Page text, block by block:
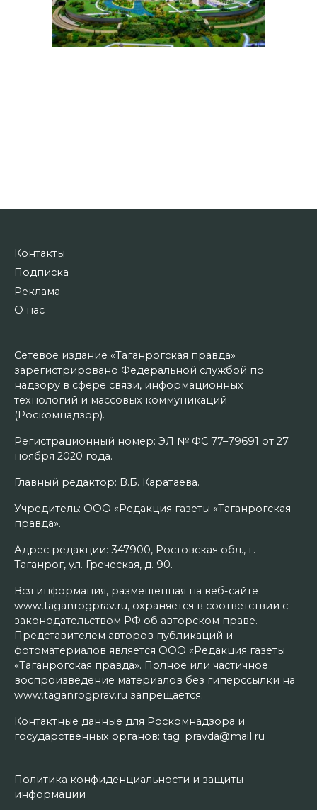
Контакты
Подписка
Реклама
О нас
Сетевое издание «Таганрогская правда»
зарегистрировано Федеральной службой по
надзору в сфере связи, информационных
технологий и массовых коммуникаций
(Роскомнадзор).
Регистрационный номер: ЭЛ № ФС 77–79691 от 27
ноября 2020 года.
Главный редактор: В.Б. Каратаева.
Учредитель: ООО «Редакция газеты «Таганрогская
правда».
Адрес редакции: 347900, Ростовская обл., г.
Таганрог, ул. Греческая, д. 90.
Вся информация, размещенная на веб-сайте
www.taganrogprav.ru, охраняется в соответствии с
законодательством РФ об авторском праве.
Представителем авторов публикаций и
фотоматериалов является ООО «Редакция газеты
«Таганрогская правда». Полное или частичное
воспроизведение материалов без гиперссылки на
www.taganrogprav.ru запрещается.
Контактные данные для Роскомнадзора и
государственных органов: tag_pravda@mail.ru
Политика конфиденциальности и защиты
информации